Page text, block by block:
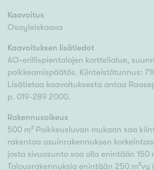
Kaavoitus
Osayleiskaava
Kaavoituksen lisätiedot
AO-erillispientalojen korttelialue,
poikkeamispäätös. Kiinteistötunnus:
Lisätietoa kaavoituksesta antaa
p. 019-289 2000.
Rakennusoikeus
500 m² Poikkeusluvan mukaan saa
rakentaa asuinrakennuksen
josta sivuasunto saa olla enintään 150
Talousrakennuksia enintään 250 m²vy